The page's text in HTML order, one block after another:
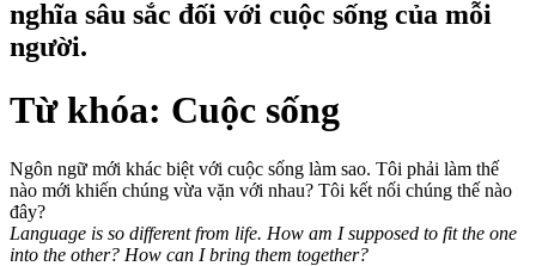
nghĩa sâu sắc đối với cuộc sống của mỗi
người.
Từ khóa: Cuộc sống
Ngôn ngữ mới khác biệt với cuộc sống làm sao. Tôi phải làm thế
nào mới khiến chúng vừa vặn với nhau? Tôi kết nối chúng thế nào
đây?
Language is so different from life. How am I supposed to fit the one
into the other? How can I bring them together?